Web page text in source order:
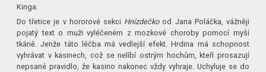
Kinga.
Do třetice je v hororové sekci Hnízdečkood Jana Poláčka, vážněji
pojatý text o muži vyléčeném z mozkové choroby pomocí myší
tkáně. Jenže táto léčba má vedlejší efekt. Hrdina má schopnost
vyhrávat v kasinech, což se nelíbí ostrým hochům, kteří prosazují
nepsané pravidlo, že kasino nakonec vždy vyhraje. Uchyluje se do